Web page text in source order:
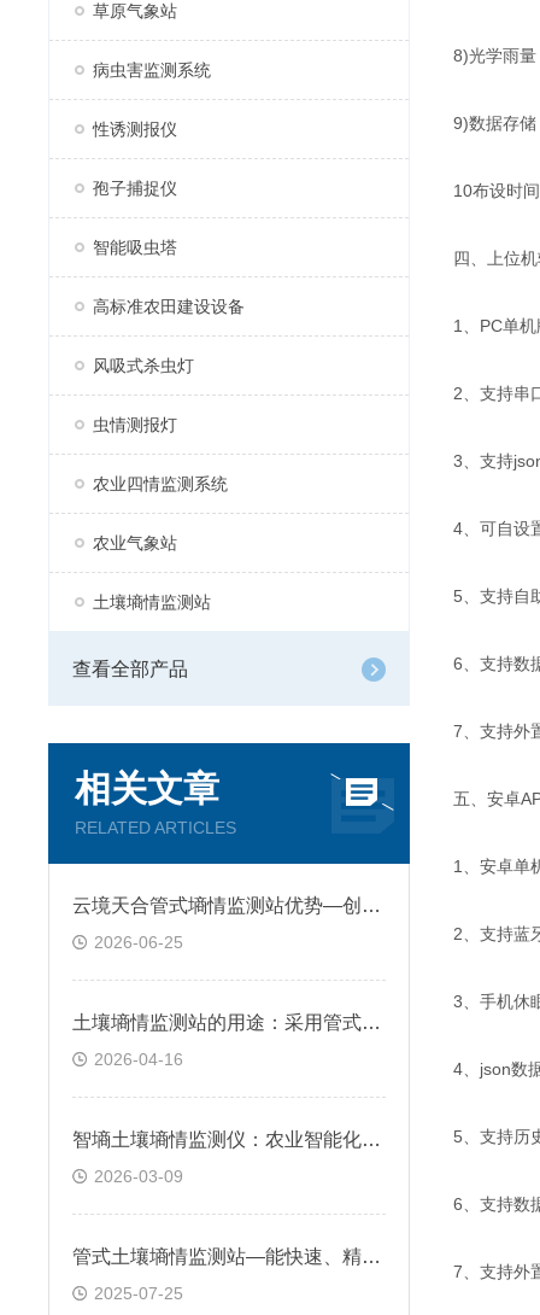
草原气象站
病虫害监测系统
性诱测报仪
孢子捕捉仪
智能吸虫塔
高标准农田建设设备
风吸式杀虫灯
虫情测报灯
农业四情监测系统
农业气象站
土壤墒情监测站
查看全部产品
相关文章
RELATED ARTICLES
云境天合管式墒情监测站优势—创新螺旋电极设计优化土壤接触，消除气隙误差
2026-06-25
土壤墒情监测站的用途：采用管式剖面设计，精准反映土壤墒情的垂直分布规律
2026-04-16
智墒土壤墒情监测仪：农业智能化的新选择
2026-03-09
管式土壤墒情监测站—能快速、精准获取数据，并通过无线传输至管理平台
2025-07-25
8)光学雨
9)数据存
10布设时
四、上位
1、PC单
2、支持串
3、支持
4、可自设
5、支持自
6、支持数
7、支持外
五、安卓
1、安卓单
2、支持蓝
3、手机休
4、json数
5、支持历
6、支持数
7、支持外